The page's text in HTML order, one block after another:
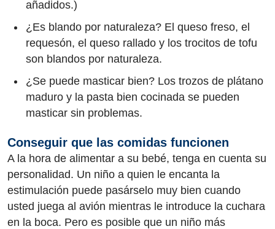
añadidos.)
¿Es blando por naturaleza? El queso freso, el
requesón, el queso rallado y los trocitos de tofu
son blandos por naturaleza.
¿Se puede masticar bien? Los trozos de plátano
maduro y la pasta bien cocinada se pueden
masticar sin problemas.
Conseguir que las comidas funcionen
A la hora de alimentar a su bebé, tenga en cuenta su
personalidad. Un niño a quien le encanta la
estimulación puede pasárselo muy bien cuando
usted juega al avión mientras le introduce la cuchara
en la boca. Pero es posible que un niño más